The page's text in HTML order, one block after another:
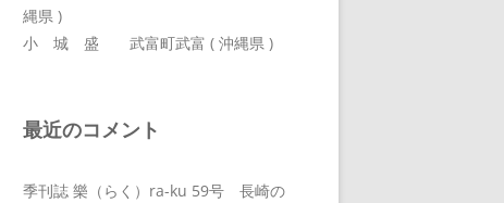
縄県 )
小 城 盛 武富町武富 ( 沖縄県 )
最近のコメント
季刊誌 樂（らく）ra-ku 59号 長崎の